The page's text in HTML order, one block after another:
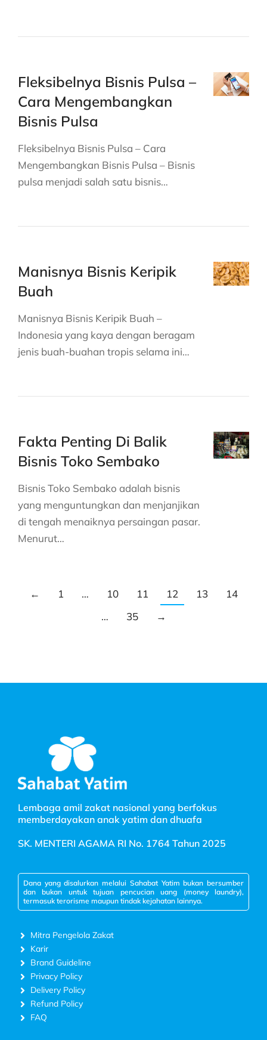
Fleksibelnya Bisnis Pulsa –
Cara Mengembangkan
Bisnis Pulsa
Fleksibelnya Bisnis Pulsa – Cara
Mengembangkan Bisnis Pulsa – Bisnis
pulsa menjadi salah satu bisnis…
Manisnya Bisnis Keripik
Buah
Manisnya Bisnis Keripik Buah –
Indonesia yang kaya dengan beragam
jenis buah-buahan tropis selama ini…
Fakta Penting Di Balik
Bisnis Toko Sembako
Bisnis Toko Sembako adalah bisnis
yang menguntungkan dan menjanjikan
di tengah menaiknya persaingan pasar.
Menurut…
← 1 … 10 11 12 13
14
…
35 →
Lembaga amil zakat nasional yang berfokus
memberdayakan anak yatim dan dhuafa
SK. MENTERI AGAMA RI No. 1764 Tahun 2025
Dana yang disalurkan melalui Sahabat Yatim bukan bersumber
dan bukan untuk tujuan pencucian uang (money laundry),
termasuk terorisme maupun tindak kejahatan lainnya.
Mitra Pengelola Zakat
Karir
Brand Guideline
Privacy Policy
Delivery Policy
Refund Policy
FAQ